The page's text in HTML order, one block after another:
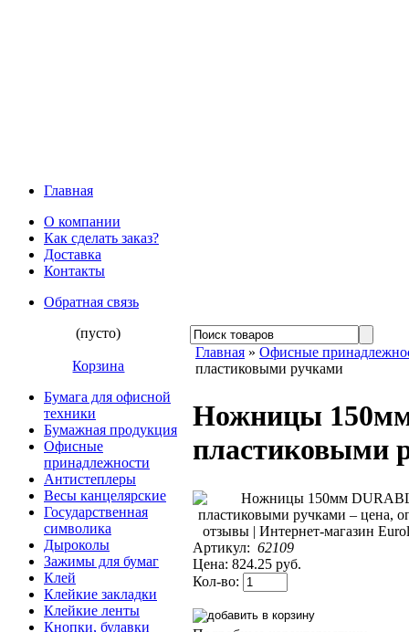
Главная
О компании
Как сделать заказ?
Доставка
Контакты
Обратная связь
(пусто)
Корзина
Бумага для офисной
техники
Бумажная продукция
Офисные
принадлежности
Антистеплеры
Весы канцелярские
Государственная
символика
Дыроколы
Зажимы для бумаг
Клей
Клейкие закладки
Клейкие ленты
Кнопки, булавки
Главная » Офисные
пластиковыми ручками
Ножницы
пластиковыми
Артикул: 62109
Цена: 824.25 руб.
Кол-во: